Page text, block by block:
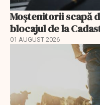
Moștenitorii scapă
blocajul de la
01 AUGUST 2026